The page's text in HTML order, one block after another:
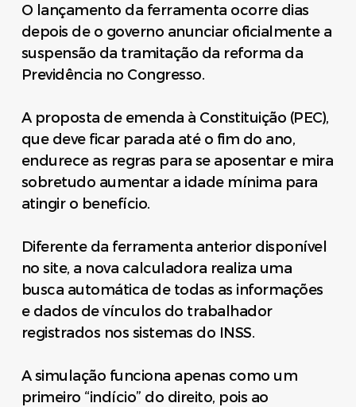
O lançamento da ferramenta ocorre dias
depois de o governo anunciar oficialmente a
suspensão da tramitação da reforma da
Previdência no Congresso.
A proposta de emenda à Constituição (PEC),
que deve ficar parada até o fim do ano,
endurece as regras para se aposentar e mira
sobretudo aumentar a idade mínima para
atingir o benefício.
Diferente da ferramenta anterior disponível
no site, a nova calculadora realiza uma
busca automática de todas as informações
e dados de vínculos do trabalhador
registrados nos sistemas do INSS.
A simulação funciona apenas como um
primeiro “indício” do direito, pois ao